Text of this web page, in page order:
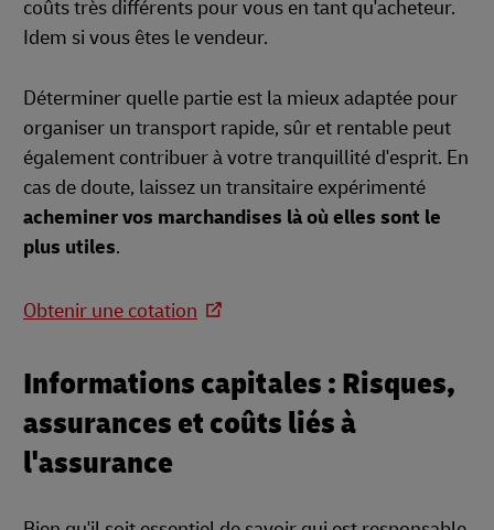
coûts très différents pour vous en tant qu'acheteur.
Idem si vous êtes le vendeur.
Déterminer quelle partie est la mieux adaptée pour
organiser un transport rapide, sûr et rentable peut
également contribuer à votre tranquillité d'esprit. En
cas de doute, laissez un transitaire expérimenté
acheminer vos marchandises là où elles sont le
plus utiles.
Obtenir une cotation
Informations capitales : Risques,
assurances et coûts liés à
l'assurance